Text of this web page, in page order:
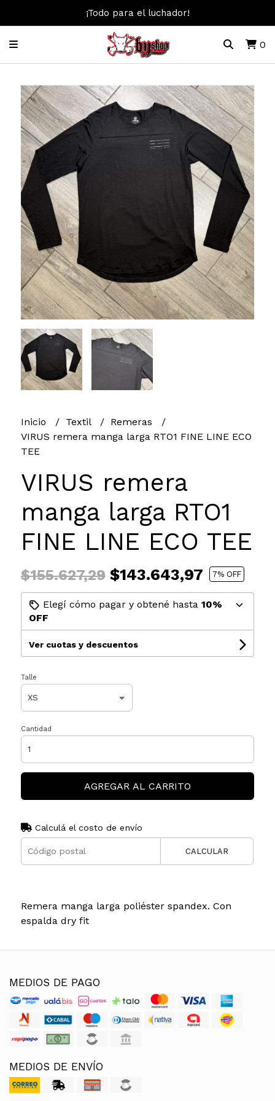
¡Todo para el luchador!
0
Inicio Textil
Remeras
VIRUS remera manga larga RTO1 FINE LINE ECO
TEE
VIRUS remera
manga larga RTO1
FINE LINE ECO TEE
$155.627,29$143.643,97 7% OFF
Elegí cómo pagar y obtené hasta 10%
OFF
Ver cuotas y descuentos
Talle
Cantidad
AGREGAR AL CARRITO
Calculá el costo de envío
CALCULAR
Remera manga larga poliéster spandex. Con
espalda dry fit
MEDIOS DE PAGO
MEDIOS DE ENVÍO